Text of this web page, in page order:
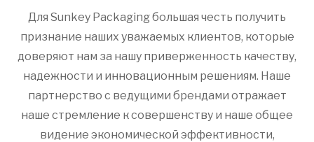
Для Sunkey Packaging большая честь получить
признание наших уважаемых клиентов, которые
доверяют нам за нашу приверженность качеству,
надежности и инновационным решениям. Наше
партнерство с ведущими брендами отражает
наше стремление к совершенству и наше общее
видение экономической эффективности,